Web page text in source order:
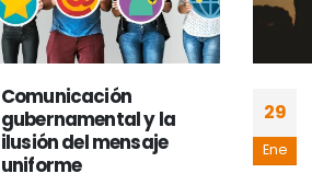
Comunicación
gubernamental y la
ilusión del mensaje
uniforme
29
Ene